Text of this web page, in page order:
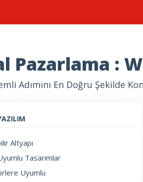
Pazarlama :
Adımını En Doğru Şekilde
Altyapı
Tasarımlar
Uyumlu